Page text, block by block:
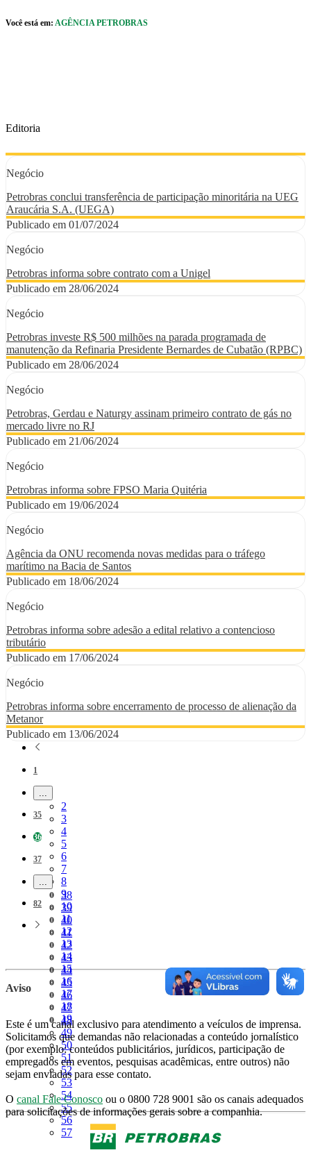
Você está em: AGÊNCIA PETROBRAS
Editoria
Negócio
Petrobras conclui transferência de participação minoritária na UEG
Araucária S.A. (UEGA)
Publicado em 01/07/2024
Negócio
Petrobras informa sobre contrato com a Unigel
Publicado em 28/06/2024
Negócio
Petrobras investe R$ 500 milhões na parada programada de
manutenção da Refinaria Presidente Bernardes de Cubatão (RPBC)
Publicado em 28/06/2024
Negócio
Petrobras, Gerdau e Naturgy assinam primeiro contrato de gás no
mercado livre no RJ
Publicado em 21/06/2024
Negócio
Petrobras informa sobre FPSO Maria Quitéria
Publicado em 19/06/2024
Negócio
Agência da ONU recomenda novas medidas para o tráfego
marítimo na Bacia de Santos
Publicado em 18/06/2024
Negócio
Petrobras informa sobre adesão a edital relativo a contencioso
tributário
Publicado em 17/06/2024
Negócio
Petrobras informa sobre encerramento de processo de alienação da
Metanor
Publicado em 13/06/2024
Página
1
...
Páginas intermediárias Usar ABA para navegar.
Página
2
Página
3
Página
4
Página
5
Página
6
Página
7
Página
8
Página
9
Página
10
Página
11
Página
12
Página
13
Página
14
Página
15
Página
16
Página
17
Página
18
Página
19
Página
35
Página
36
Página
37
...
Páginas intermediárias Usar ABA para navegar.
Página
38
Página
39
Página
40
Página
41
Página
42
Página
43
Página
44
Página
45
Página
46
Página
47
Página
48
Página
49
Página
50
Página
51
Página
52
Página
53
Página
54
Página
55
Página
56
Página
57
Página
82
Aviso
Este é um canal exclusivo para atendimento a veículos de imprensa.
Solicitamos que demandas não relacionadas a conteúdo jornalístico
(por exemplo: conteúdos publicitários, jurídicos, participação de
empregados em eventos, pesquisas acadêmicas, entre outros) não
sejam enviadas para esse contato.
O canal Fale Conosco ou o 0800 728 9001 são os canais adequados
para solicitações de informações gerais sobre a companhia.
caixa de cookies